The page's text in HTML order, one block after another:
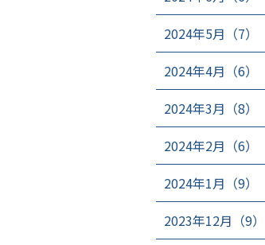
2024年5月（7）
2024年4月（6）
2024年3月（8）
2024年2月（6）
2024年1月（9）
2023年12月（9）